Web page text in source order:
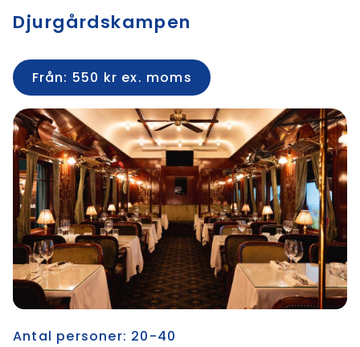
Djurgårdskampen
Från: 550 kr ex. moms
Antal personer: 20-40